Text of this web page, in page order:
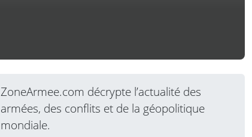
ZoneArmee.com décrypte l’actualité des
armées, des conflits et de la géopolitique
mondiale.